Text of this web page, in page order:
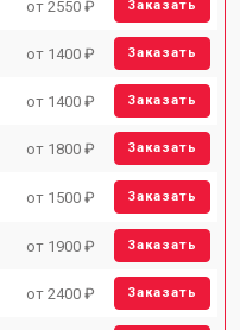
от 2550 ₽ Заказать
от 1400 ₽ Заказать
от 1400 ₽ Заказать
от 1800 ₽ Заказать
от 1500 ₽ Заказать
от 1900 ₽ Заказать
от 2400 ₽ Заказать